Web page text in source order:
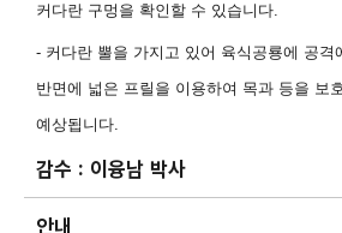
커다란 구멍을 확인할 수 있습니다.
- 커다란 뿔을 가지고 있어 육식공룡에 공격
반면에 넓은 프릴을 이용하여 목과 등을 보
예상됩니다.
감수 : 이융남 박사
안내